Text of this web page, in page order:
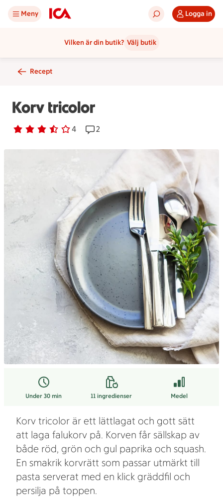
Meny Logga in
Vilken är din butik? Välj butik
Recept
Korv tricolor
Betyg 3.3 av 5. 4
4 personer har röstatReceptet har 2 kommentarer
2
Under 30 min 11ingredienser Medel
Korv tricolor är ett lättlagat och gott sätt
att laga falukorv på. Korven får sällskap av
både röd, grön och gul paprika och squash.
En smakrik korvrätt som passar utmärkt till
pasta serverat med en klick gräddfil och
persilja på toppen.